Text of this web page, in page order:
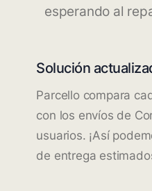
esperando al
Solución
Parcello compara
con los envíos de
usuarios. ¡Así
de entrega